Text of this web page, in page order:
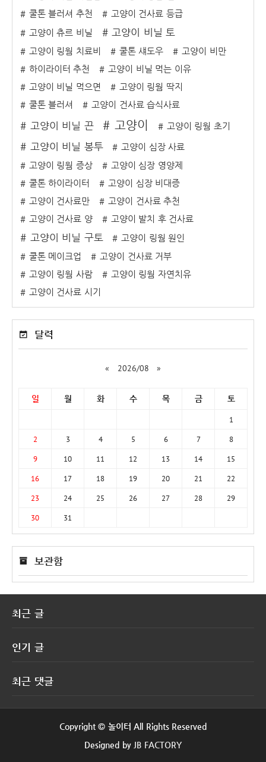
쿨톤 블러셔 추천
고양이 건사료 등급
고양이 츄르 비닐
고양이 비닐 토
고양이 링웜 치료비 쿨톤 섀도우
고양이 비만
하이라이터 추천
고양이 비닐 먹는 이유
고양이 비닐 먹으면
고양이 링웜 딱지
쿨톤 블러셔
고양이 건사료 습식사료
고양이 비닐 끈 고양이 고양이 링웜 초기
고양이 비닐 봉투
고양이 심장 사료
고양이 링웜 증상
고양이 심장 영양제
쿨톤 하이라이터
고양이 심장 비대증
고양이 건사료만
고양이 건사료 추천
고양이 건사료 양
고양이 발치 후 건사료
고양이 비닐 구토
고양이 링웜 원인
쿨톤 메이크업
고양이 건사료 거부
고양이 링웜 사람
고양이 링웜 자연치유
고양이 건사료 시기
달력
« 2026/08 »
일 월 화 수 목 금 토
1
2 3 4 5 6 7 8
9 10 11 12 13 14 15
16 17 18 19 20 21 22
23 24 25 26 27 28 29
30 31
보관함
최근 글
인기 글
최근 댓글
Copyright © 놀이터 All Rights Reserved
Designed by JB FACTORY